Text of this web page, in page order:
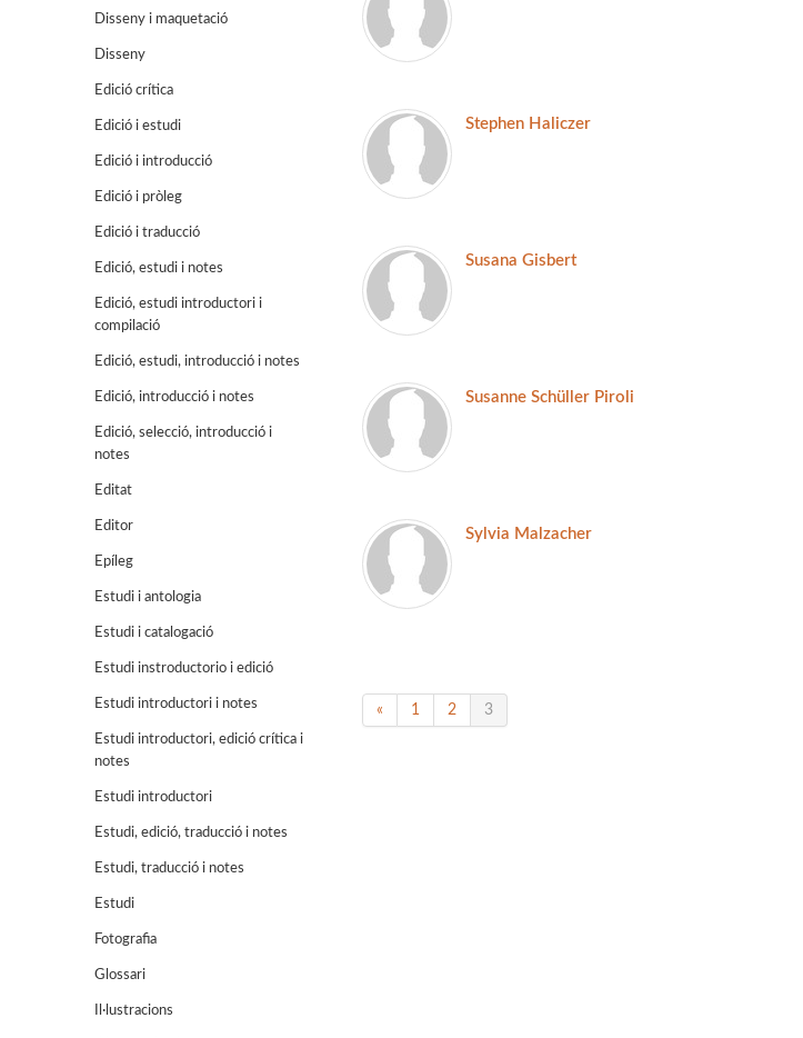
Disseny i maquetació
Disseny
Edició crítica
Edició i estudi
Edició i introducció
Edició i pròleg
Edició i traducció
Edició, estudi i notes
Edició, estudi introductori i
compilació
Edició, estudi, introducció i notes
Edició, introducció i notes
Edició, selecció, introducció i
notes
Editat
Editor
Epíleg
Estudi i antologia
Estudi i catalogació
Estudi instroductorio i edició
Estudi introductori i notes
Estudi introductori, edició crítica i
notes
Estudi introductori
Estudi, edició, traducció i notes
Estudi, traducció i notes
Estudi
Fotografia
Glossari
Il·lustracions
Stephen Haliczer
Susana Gisbert
Susanne Schüller Piroli
Sylvia Malzacher
« 1 2 3